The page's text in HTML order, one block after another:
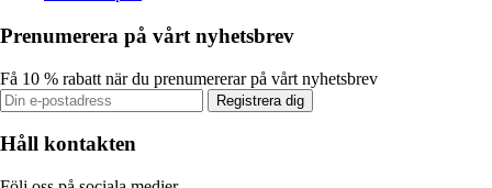
Prenumerera på vårt nyhetsbrev
Få 10 % rabatt när du prenumererar på vårt nyhetsbrev
Registrera dig
Håll kontakten